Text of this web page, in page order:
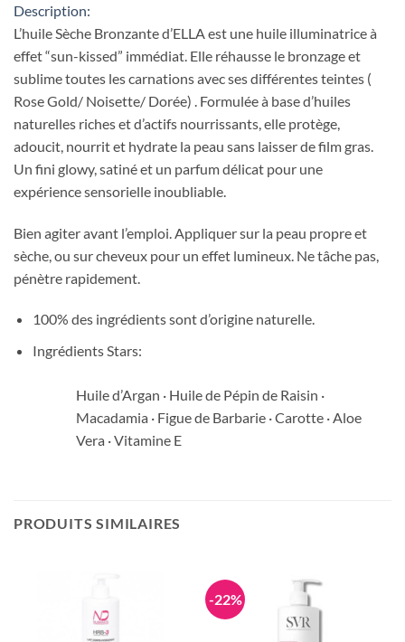
Description:
L’huile Sèche Bronzante d’ELLA est une huile illuminatrice à
effet “sun-kissed” immédiat. Elle réhausse le bronzage et
sublime toutes les carnations avec ses différentes teintes (
Rose Gold/ Noisette/ Dorée) . Formulée à base d’huiles
naturelles riches et d’actifs nourrissants, elle protège,
adoucit, nourrit et hydrate la peau sans laisser de film gras.
Un fini glowy, satiné et un parfum délicat pour une
expérience sensorielle inoubliable.
Bien agiter avant l’emploi. Appliquer sur la peau propre et
sèche, ou sur cheveux pour un effet lumineux. Ne tâche pas,
pénètre rapidement.
100% des ingrédients sont d’origine naturelle.
Ingrédients Stars:
Huile d’Argan · Huile de Pépin de Raisin ·
Macadamia · Figue de Barbarie · Carotte · Aloe
Vera · Vitamine E
PRODUITS SIMILAIRES
-22%